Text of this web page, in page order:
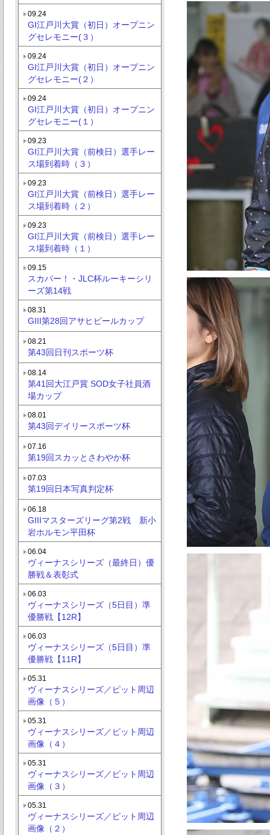
09.24
GI江戸川大賞（初日）オープニン
グセレモニー(３）
09.24
GI江戸川大賞（初日）オープニン
グセレモニー(２）
09.24
GI江戸川大賞（初日）オープニン
グセレモニー(１）
09.23
GI江戸川大賞（前検日）選手レー
ス場到着時（３）
09.23
GI江戸川大賞（前検日）選手レー
ス場到着時（２）
09.23
GI江戸川大賞（前検日）選手レー
ス場到着時（１）
09.15
スカパー！・JLC杯ルーキーシリ
ーズ第14戦
08.31
GIII第28回アサヒビールカップ
08.21
第43回日刊スポーツ杯
08.14
第41回大江戸賞 SOD女子社員酒
場カップ
08.01
第43回デイリースポーツ杯
07.16
第19回スカッとさわやか杯
07.03
第19回日本写真判定杯
06.18
GIIIマスターズリーグ第2戦 新小
岩ホルモン平田杯
06.04
ヴィーナスシリーズ（最終日）優
勝戦＆表彰式
06.03
ヴィーナスシリーズ（5日目）準
優勝戦【12R】
06.03
ヴィーナスシリーズ（5日目）準
優勝戦【11R】
05.31
ヴィーナスシリーズ／ピット周辺
画像（５）
05.31
ヴィーナスシリーズ／ピット周辺
画像（４）
05.31
ヴィーナスシリーズ／ピット周辺
画像（３）
05.31
ヴィーナスシリーズ／ピット周辺
画像（２）